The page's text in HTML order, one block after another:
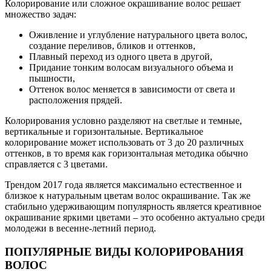
Колорирование или сложное окрашивание волос решает
множество задач:
Оживление и углубление натурального цвета волос,
создание переливов, бликов и оттенков,
Плавный переход из одного цвета в другой,
Придание тонким волосам визуального объема и
пышности,
Оттенок волос меняется в зависимости от света и
расположения прядей.
Колорирования условно разделяют на светлые и темные,
вертикальные и горизонтальные. Вертикальное
колорирование может использовать от 3 до 20 различных
оттенков, в то время как горизонтальная методика обычно
справляется с 3 цветами.
Трендом 2017 года является максимально естественное и
близкое к натуральным цветам волос окрашивание. Так же
стабильно удерживающим популярность является креативное
окрашивание яркими цветами – это особенно актуально среди
молодежи в весенне-летний период.
ПОПУЛЯРНЫЕ ВИДЫ КОЛОРИРОВАНИЯ
ВОЛОС